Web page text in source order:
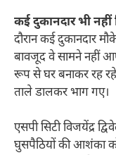
कई दुकानदार भी
दौरान कई दुकानदार
बावजूद वे सामने नहीं
रूप से घर बनाकर रह रहे
ताले डालकर भाग गए।
एसपी सिटी विजयेंद्र
घुसपैठियों की आशंका